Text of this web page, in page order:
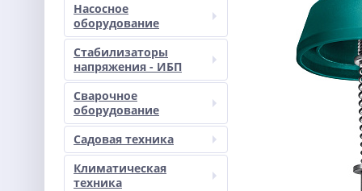
Насосное
оборудование
Стабилизаторы
напряжения - ИБП
Сварочное
оборудование
Садовая техника
Климатическая
техника